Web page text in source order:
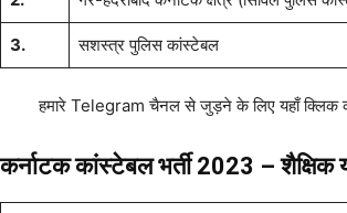
3. सशस्त्र पुलिस कांस्टेबल
हमारे Telegram चैनल से जुड़ने के लिए यहाँ क्लिक
कर्नाटक कांस्टेबल भर्ती 2023 – शैक्षिक